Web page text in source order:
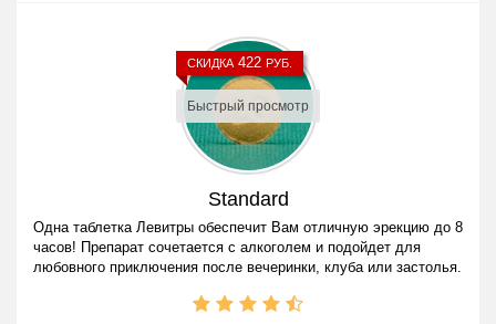
Быстрый просмотр
СКИДКА422 РУБ.
Standard
Одна таблетка Левитры обеспечит Вам отличную эрекцию до 8
часов! Препарат сочетается с алкоголем и подойдет для
любовного приключения после вечеринки, клуба или застолья.